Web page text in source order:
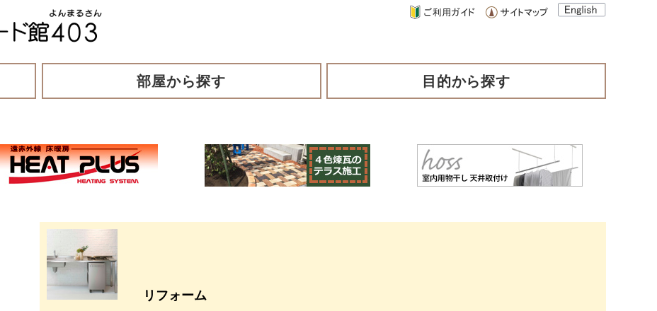
部屋から探す 目的から探す
リフォーム